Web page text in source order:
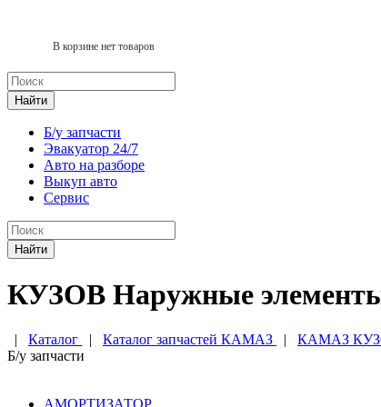
В корзине нет товаров
Найти
Б/у запчасти
Эвакуатор 24/7
Авто на разборе
Выкуп авто
Сервис
Найти
КУЗОВ Наружные
| Каталог | Каталог запчастей КАМАЗ | КАМАЗ
Б/у запчасти
АМОРТИЗАТОР